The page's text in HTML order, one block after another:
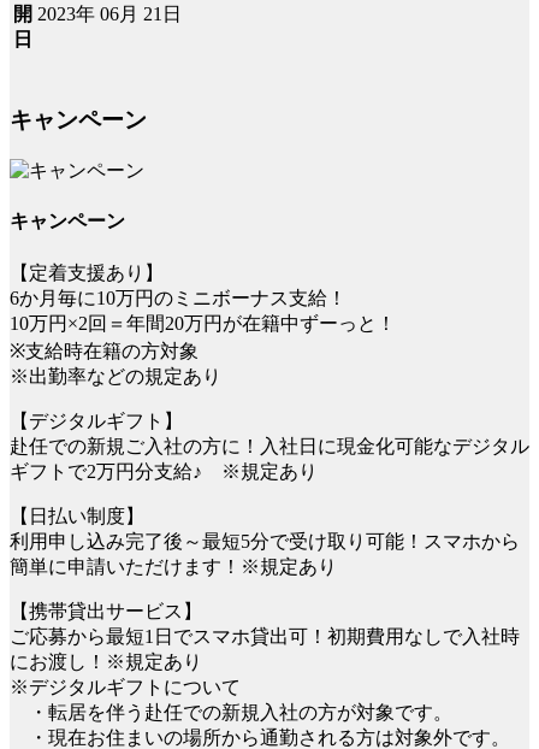
開
日
2023年 06月 21日
キャンペーン
キャンペーン
【定着支援あり】
6か月毎に10万円のミニボーナス支給！
10万円×2回＝年間20万円が在籍中ずーっと！
※支給時在籍の方対象
※出勤率などの規定あり
【デジタルギフト】
赴任での新規ご入社の方に！入社日に現金化可能なデジタル
ギフトで2万円分支給♪ ※規定あり
【日払い制度】
利用申し込み完了後～最短5分で受け取り可能！スマホから
簡単に申請いただけます！※規定あり
【携帯貸出サービス】
ご応募から最短1日でスマホ貸出可！初期費用なしで入社時
にお渡し！※規定あり
※デジタルギフトについて
・転居を伴う赴任での新規入社の方が対象です。
・現在お住まいの場所から通勤される方は対象外です。